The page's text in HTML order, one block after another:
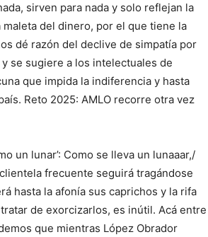
sirven para nada y solo reflejan la
del dinero, por el que tiene la
dé razón del declive de simpatía por
se sugiere a los intelectuales de
que impida la indiferencia y hasta
Reto 2025: AMLO recorre otra vez
un lunar’: Como se lleva un lunaaar,/
frecuente seguirá tragándose
hasta la afonía sus caprichos y la rifa
de exorcizarlos, es inútil. Acá entre
que mientras López Obrador